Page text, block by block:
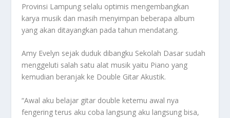
Provinsi Lampung selalu optimis mengembangkan
karya musik dan masih menyimpan beberapa album
yang akan ditayangkan pada tahun mendatang.
Amy Evelyn sejak duduk dibangku Sekolah Dasar sudah
menggeluti salah satu alat musik yaitu Piano yang
kemudian beranjak ke Double Gitar Akustik.
“Awal aku belajar gitar double ketemu awal nya
fengering terus aku coba langsung aku langsung bisa,